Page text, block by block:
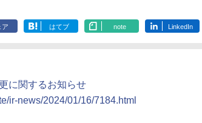
ア はてブ note LinkedIn
に関するお知らせ
ir-news/2024/01/16/7184.html